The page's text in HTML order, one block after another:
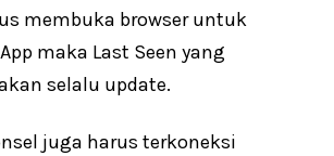
membuka browser untuk
maka Last Seen yang
selalu update.
juga harus terkoneksi